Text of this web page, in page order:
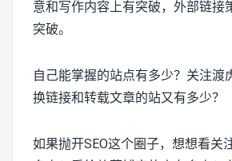
意和写作内容上有突破，外部链接
突破。
自己能掌握的站点有多少？关注渡
换链接和转载文章的站又有多少？
如果抛开SEO这个圈子，想想看关